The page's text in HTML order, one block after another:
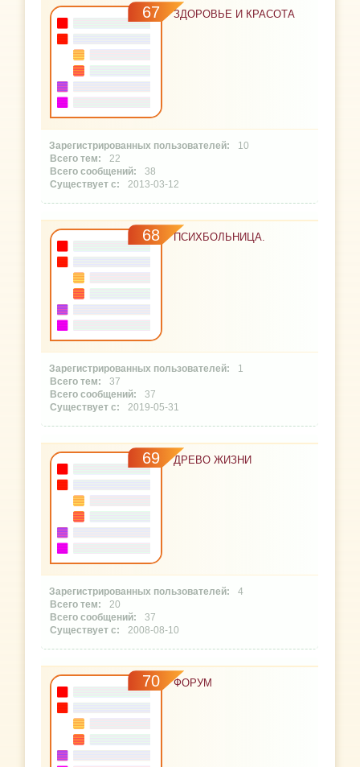
67 ЗДОРОВЬЕ И КРАСОТА
10
22
38
2013-03-12
68 ПСИХБОЛЬНИЦА.
1
37
37
2019-05-31
69 ДРЕВО ЖИЗНИ
4
20
37
2008-08-10
70 ФОРУМ